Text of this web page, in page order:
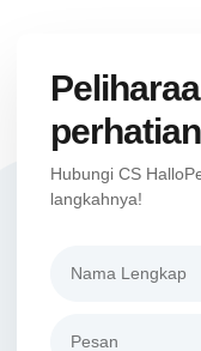
Hubungi CS
langkahnya!